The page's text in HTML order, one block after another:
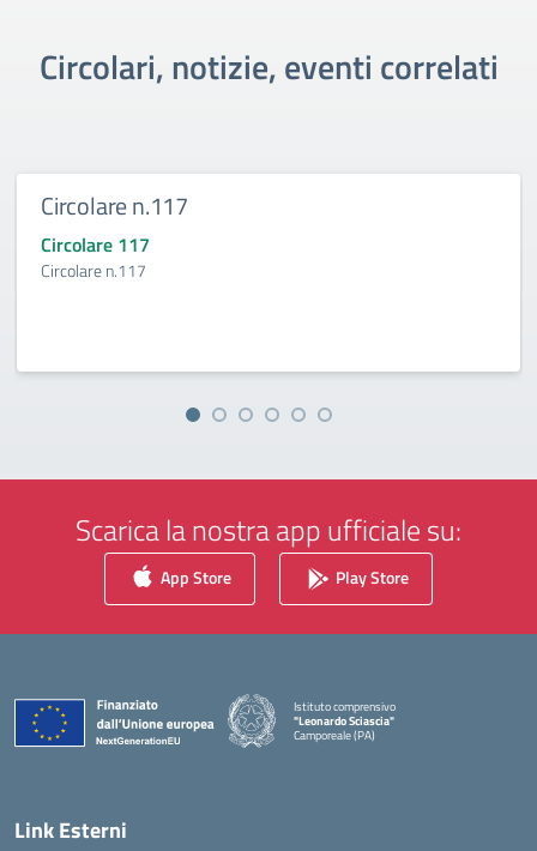
Circolari, notizie, eventi correlati
Circolare n.117
Circolare 117
Circolare n.117
Scarica la nostra app ufficiale su:
App Store Play Store
Istituto comprensivo
"Leonardo Sciascia"
Camporeale (PA)
— Visita la pagina iniziale della scuola
Link Esterni